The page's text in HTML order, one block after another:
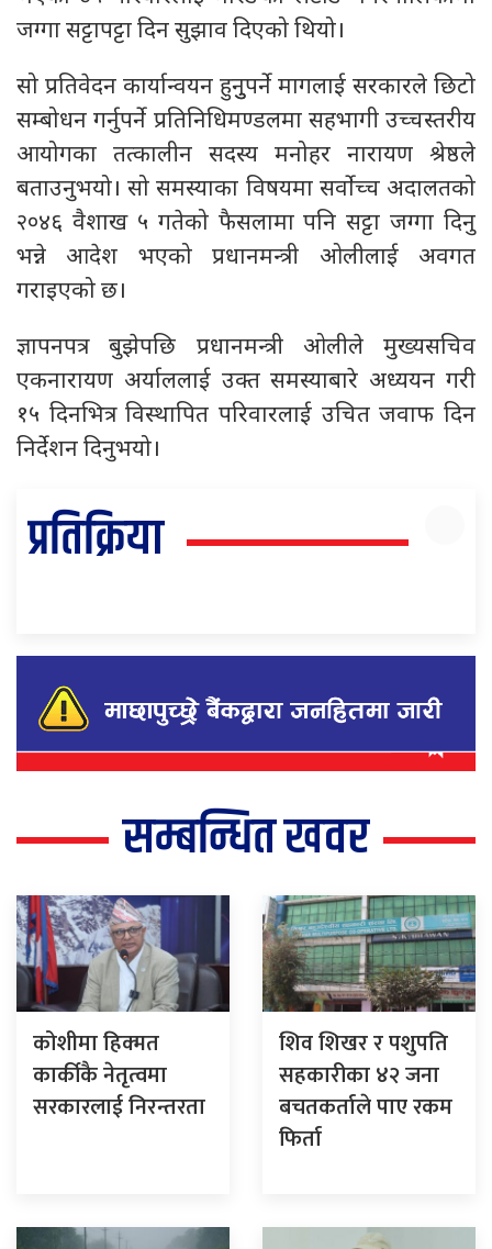
जग्गा सट्टापट्टा दिन सुझाव दिएको थियो।
सो प्रतिवेदन कार्यान्वयन हुनुुपर्ने मागलाई सरकारले छिटो
सम्बोधन गर्नुपर्ने प्रतिनिधिमण्डलमा सहभागी उच्चस्तरीय
आयोगका तत्कालीन सदस्य मनोहर नारायण श्रेष्ठले
बताउनुभयो। सो समस्याका विषयमा सर्वाेच्च अदालतको
२०४६ वैशाख ५ गतेको फैसलामा पनि सट्टा जग्गा दिनु
भन्ने आदेश भएको प्रधानमन्त्री ओलीलाई अवगत
गराइएको छ।
ज्ञापनपत्र बुझेपछि प्रधानमन्त्री ओलीले मुख्यसचिव
एकनारायण अर्याललाई उक्त समस्याबारे अध्ययन गरी
१५ दिनभित्र विस्थापित परिवारलाई उचित जवाफ दिन
निर्देशन दिनुभयो।
प्रतिक्रिया
सम्बन्धित खवर
कोशीमा हिक्मत
कार्कीकै नेतृत्वमा
सरकारलाई निरन्तरता
शिव शिखर र पशुपति
सहकारीका ४२ जना
बचतकर्ताले पाए रकम
फिर्ता